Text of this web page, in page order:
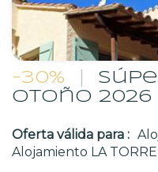
-30%
Otoño 2026
Oferta válida para :
Alojamiento LA TORRE